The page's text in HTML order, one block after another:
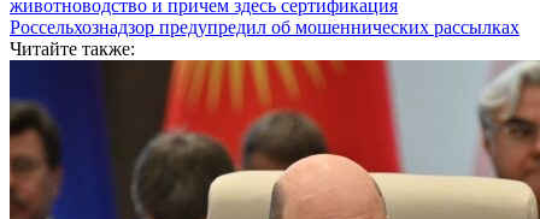
животноводство и причем здесь сертификация
Россельхознадзор предупредил об мошеннических рассылках
Читайте также: